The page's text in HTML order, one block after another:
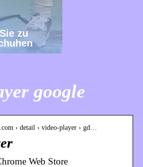
zu
google
› detail › video-player › gd…
Web Store